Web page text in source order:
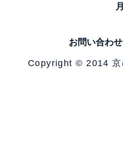
お問い合わせ
Copyright © 2014